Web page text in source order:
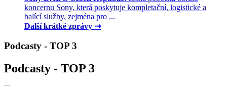
koncernu Sony, která poskytuje kompletační, logistické a
balící služby, zejména pro ...
Další krátké zprávy ⇢
Podcasty - TOP 3
Podcasty - TOP 3